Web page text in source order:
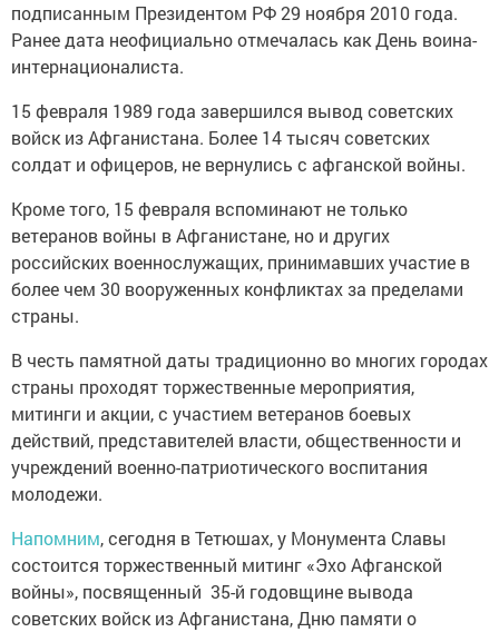
подписанным Президентом РФ 29 ноября 2010 года.
Ранее дата неофициально отмечалась как День воина-
интернационалиста.
15 февраля 1989 года завершился вывод советских
войск из Афганистана. Более 14 тысяч советских
солдат и офицеров, не вернулись с афганской войны.
Кроме того, 15 февраля вспоминают не только
ветеранов войны в Афганистане, но и других
российских военнослужащих, принимавших участие в
более чем 30 вооруженных конфликтах за пределами
страны.
В честь памятной даты традиционно во многих городах
страны проходят торжественные мероприятия,
митинги и акции, с участием ветеранов боевых
действий, представителей власти, общественности и
учреждений военно-патриотического воспитания
молодежи.
Напомним, сегодня в Тетюшах, у Монумента Славы
состоится торжественный митинг «Эхо Афганской
войны», посвященный 35-й годовщине вывода
советских войск из Афганистана, Дню памяти о